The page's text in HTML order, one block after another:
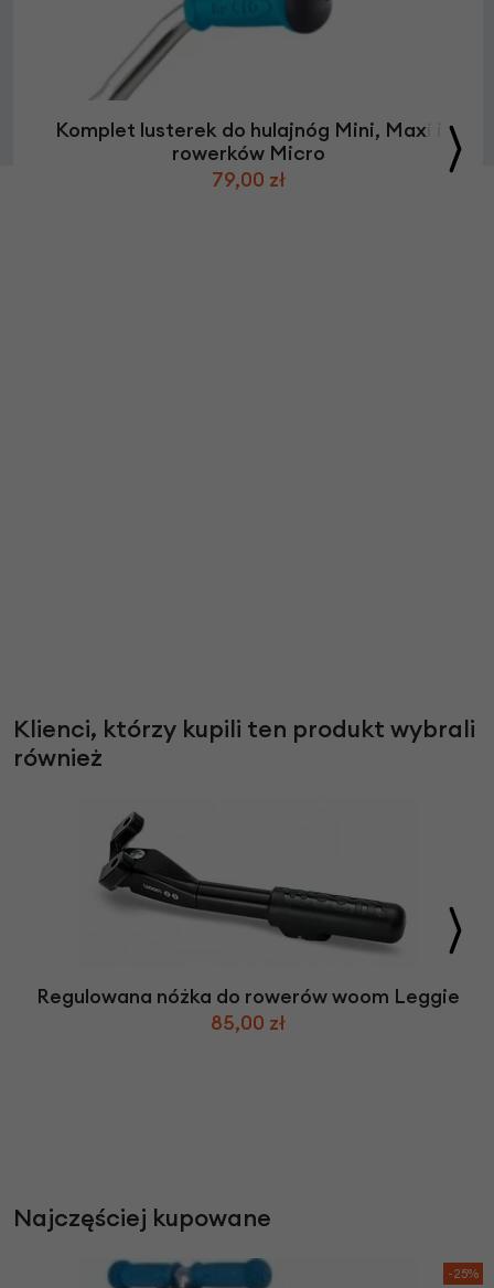
Komplet lusterek do hulajnóg Mini, Maxi i
rowerków Micro
79,00 zł
Klienci, którzy kupili ten produkt wybrali
również
Regulowana nóżka do rowerów woom Leggie
85,00 zł
Najczęściej kupowane
-25%